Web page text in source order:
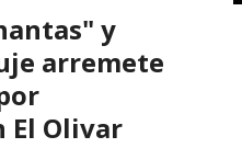
y
arremete
El Olivar